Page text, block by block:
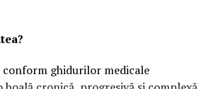
conform ghidurilor medicale